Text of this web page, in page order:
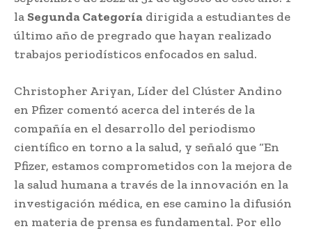
la Segunda Categoría dirigida a estudiantes de
último año de pregrado que hayan realizado
trabajos periodísticos enfocados en salud.
Christopher Ariyan, Líder del Clúster Andino
en Pfizer comentó acerca del interés de la
compañía en el desarrollo del periodismo
científico en torno a la salud, y señaló que “En
Pfizer, estamos comprometidos con la mejora de
la salud humana a través de la innovación en la
investigación médica, en ese camino la difusión
en materia de prensa es fundamental. Por ello